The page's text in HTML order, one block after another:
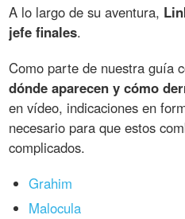
A lo largo de su aventura,
jefe finales.
Como parte de nuestra guía
dónde aparecen y cómo
en vídeo, indicaciones en
necesario para que estos
complicados.
Grahim
Malocula